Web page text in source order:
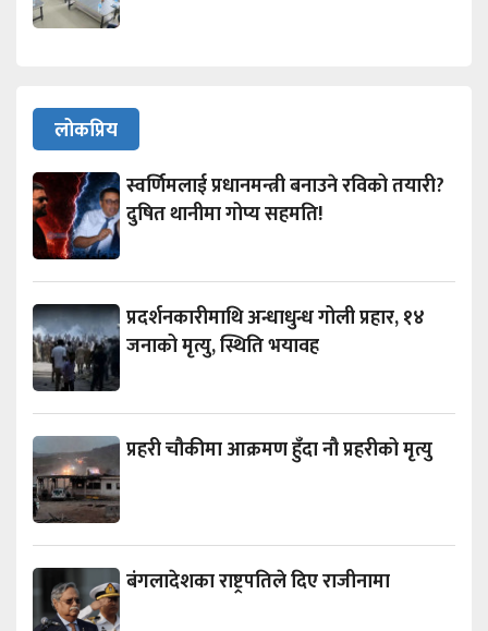
लोकप्रिय
स्वर्णिमलाई प्रधानमन्त्री बनाउने रविको तयारी?
दुषित थानीमा गोप्य सहमति!
प्रदर्शनकारीमाथि अन्धाधुन्ध गोली प्रहार, १४
जनाको मृत्यु, स्थिति भयावह
प्रहरी चौकीमा आक्रमण हुँदा नौ प्रहरीको मृत्यु
बंगलादेशका राष्ट्रपतिले दिए राजीनामा